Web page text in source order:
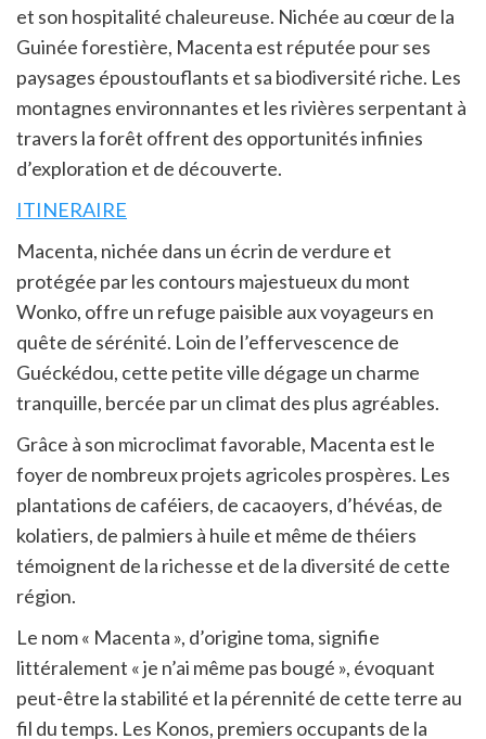
et son hospitalité chaleureuse. Nichée au cœur de la
Guinée forestière, Macenta est réputée pour ses
paysages époustouflants et sa biodiversité riche. Les
montagnes environnantes et les rivières serpentant à
travers la forêt offrent des opportunités infinies
d’exploration et de découverte.
ITINERAIRE
Macenta, nichée dans un écrin de verdure et
protégée par les contours majestueux du mont
Wonko, offre un refuge paisible aux voyageurs en
quête de sérénité. Loin de l’effervescence de
Guéckédou, cette petite ville dégage un charme
tranquille, bercée par un climat des plus agréables.
Grâce à son microclimat favorable, Macenta est le
foyer de nombreux projets agricoles prospères. Les
plantations de caféiers, de cacaoyers, d’hévéas, de
kolatiers, de palmiers à huile et même de théiers
témoignent de la richesse et de la diversité de cette
région.
Le nom « Macenta », d’origine toma, signifie
littéralement « je n’ai même pas bougé », évoquant
peut-être la stabilité et la pérennité de cette terre au
fil du temps. Les Konos, premiers occupants de la